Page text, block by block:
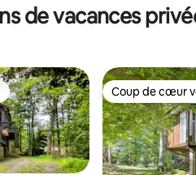
de vacances
Coup de cœur
Coup de cœur